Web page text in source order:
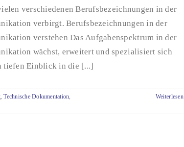
verschiedenen Berufsbezeichnungen in der
verbirgt. Berufsbezeichnungen in der
verstehen Das Aufgabenspektrum in der
wächst, erweitert und spezialisiert sich
tiefen Einblick in die [...]
,Technische Dokumentation,
Weiterlesen